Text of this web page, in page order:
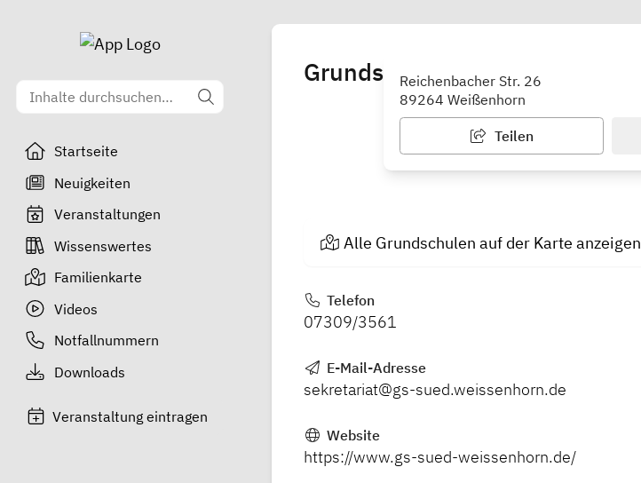
Startseite
Neuigkeiten
Veranstaltungen
Wissenswertes
Familienkarte
Videos
Notfallnummern
Downloads
Veranstaltung eintragen
Grundschule Weißenhorn-Süd
Reichenbacher Str. 26
89264 Weißenhorn
Teilen
Alle Grundschulen auf der Karte anzeigen
Telefon
07309/3561
E-Mail-Adresse
sekretariat@gs-sued.weissenhorn.de
Website
https://www.gs-sued-weissenhorn.de/